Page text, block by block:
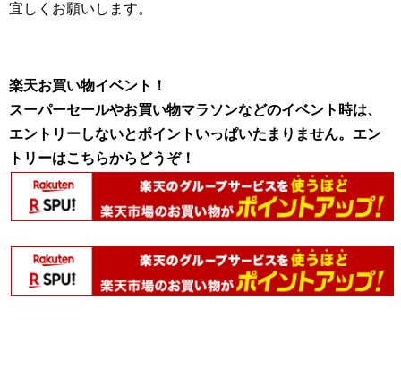
宜しくお願いします。
楽天お買い物イベント！
スーパーセールやお買い物マラソンなどのイベント時は、
エントリーしないとポイントいっぱいたまりません。エン
トリーはこちらからどうぞ！